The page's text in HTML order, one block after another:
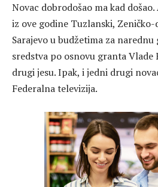
Novac dobrodošao ma kad
iz ove godine Tuzlanski,
Sarajevo u budžetima za
sredstva po osnovu granta Vlade
drugi jesu. Ipak, i jedni drugi
Federalna televizija.